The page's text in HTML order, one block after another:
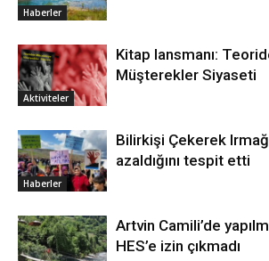
Haberler
Aktiviteler
Kitap lansmanı:
Müşterekler Siyaseti
Haberler
Bilirkişi Çekerek
azaldığını tespit etti
Artvin Camili’de
HES’e izin çıkmadı